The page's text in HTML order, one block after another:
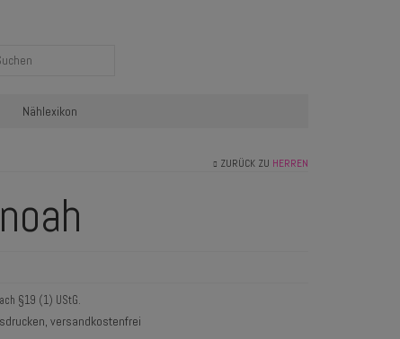
Nählexikon
ZURÜCK ZU HERREN
§19 (1) UStG.
versandkostenfrei